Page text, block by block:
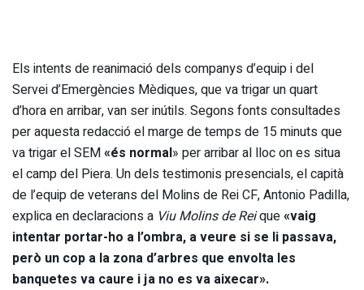
Els intents de reanimació dels companys d’equip i del
Servei d’Emergències Mèdiques, que va trigar un quart
d’hora en arribar, van ser inútils. Segons fonts consultades
per aquesta redacció el marge de temps de 15 minuts que
va trigar el SEM«és normal» per arribar al lloc on es situa
el camp del Piera. Un dels testimonis presencials, el capità
de l’equip de veterans del Molins de Rei CF, Antonio Padilla,
explica en declaracions a Viu Molins de Reique«vaig
intentar portar-ho a l’ombra, a veure si se li passava,
però un cop a la zona d’arbres que envolta les
banquetes va caure i ja no es va aixecar».